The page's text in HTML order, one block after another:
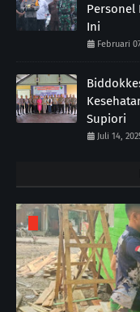
Personel
Ini
Februari
Supiori
Juli 14,